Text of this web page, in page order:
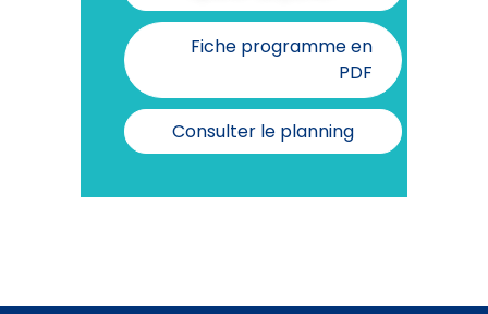
Fiche programme en
PDF
Consulter le planning